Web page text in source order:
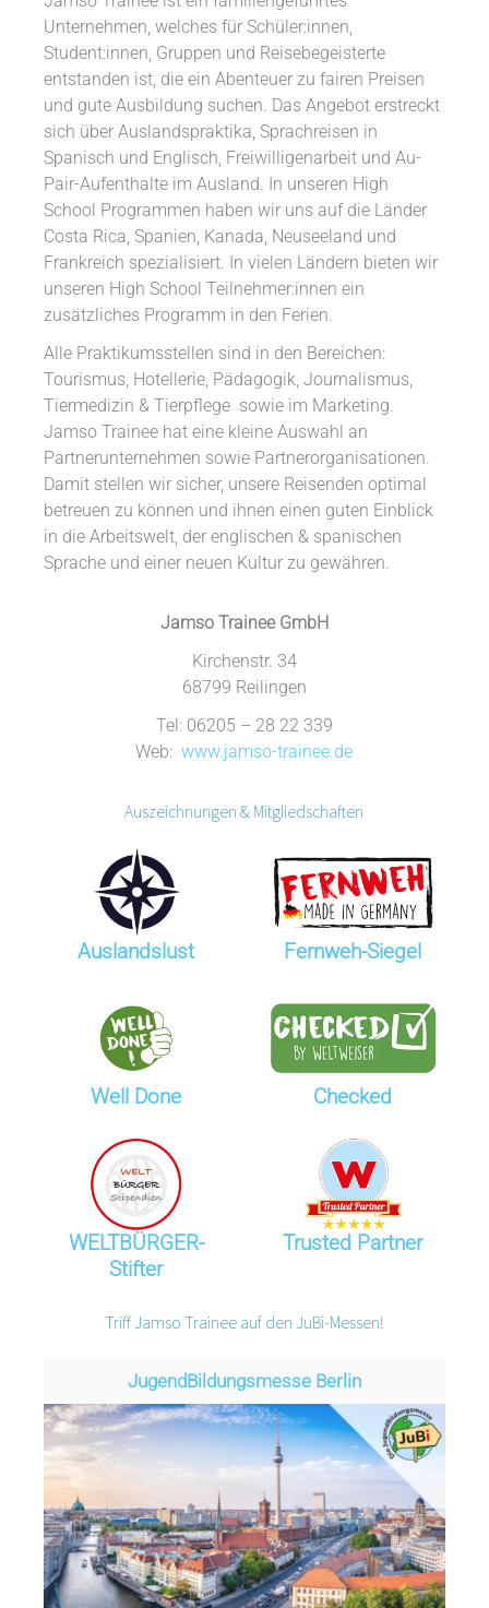
Unternehmen, welches für Schüler:innen,
Student:innen, Gruppen und Reisebegeisterte
entstanden ist, die ein Abenteuer zu fairen Preisen
und gute Ausbildung suchen. Das Angebot erstreckt
sich über Auslandspraktika, Sprachreisen in
Spanisch und Englisch, Freiwilligenarbeit und Au-
Pair-Aufenthalte im Ausland. In unseren High
School Programmen haben wir uns auf die Länder
Costa Rica, Spanien, Kanada, Neuseeland und
Frankreich spezialisiert. In vielen Ländern bieten wir
unseren High School Teilnehmer:innen ein
zusätzliches Programm in den Ferien.
Alle Praktikumsstellen sind in den Bereichen:
Tourismus, Hotellerie, Pädagogik, Journalismus,
Tiermedizin & Tierpflege sowie im Marketing.
Jamso Trainee hat eine kleine Auswahl an
Partnerunternehmen sowie Partnerorganisationen.
Damit stellen wir sicher, unsere Reisenden optimal
betreuen zu können und ihnen einen guten Einblick
in die Arbeitswelt, der englischen & spanischen
Sprache und einer neuen Kultur zu gewähren.
Jamso Trainee GmbH
Kirchenstr. 34
68799 Reilingen
Tel: 06205 – 28 22 339
Web:www.jamso-trainee.de
Auszeichnungen & Mitgliedschaften
Auslandslust Fernweh-Siegel
Well Done Checked
WELTBÜRGER-
Stifter
Trusted Partner
Triff Jamso Trainee auf den JuBi-Messen!
Jugend­­­­­Bildungsmess­e Berlin